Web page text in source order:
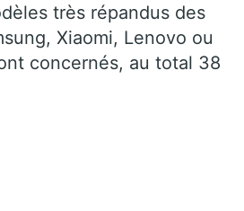
très répandus des
Xiaomi, Lenovo ou
concernés, au total 38